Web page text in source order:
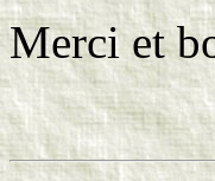
Merci et